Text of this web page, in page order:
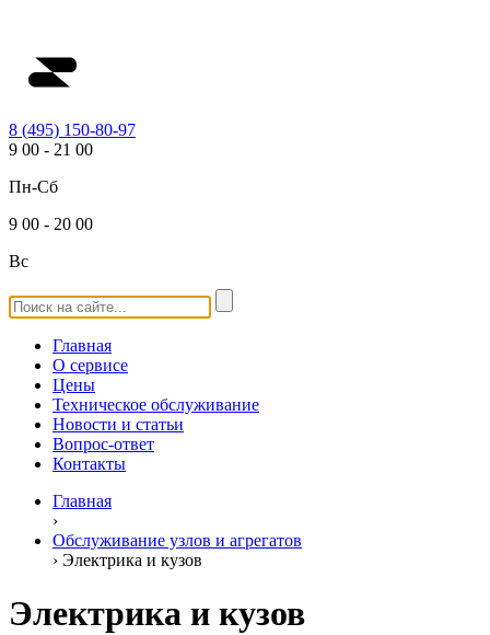
8 (495) 150-80-97
9 00 - 21 00
Пн-Сб
9 00 - 20 00
Вс
Главная
О сервисе
Цены
Техническое обслуживание
Новости и статьи
Вопрос-ответ
Контакты
Главная
›
Обслуживание узлов и агрегатов
› Электрика и кузов
Электрика и кузов